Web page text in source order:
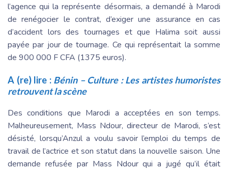
l’agence qui la représente désormais, a demandé à Marodi
de renégocier le contrat, d’exiger une assurance en cas
d’accident lors des tournages et que Halima soit aussi
payée par jour de tournage. Ce qui représentait la somme
de 900 000 F CFA (1375 euros).
A (re) lire : Bénin – Culture : Les artistes humoristes
retrouvent la scène
Des conditions que Marodi a acceptées en son temps.
Malheureusement, Mass Ndour, directeur de Marodi, s’est
désisté, lorsqu’Anzul a voulu savoir l’emploi du temps de
travail de l’actrice et son statut dans la nouvelle saison. Une
demande refusée par Mass Ndour qui a jugé qu’il était